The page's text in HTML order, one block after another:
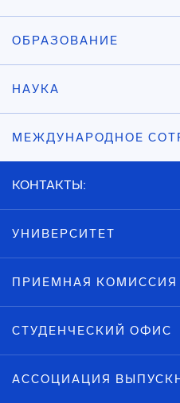
ОБРАЗОВАНИЕ
НАУКА
МЕЖДУНАРОДНОЕ
КОНТАКТЫ:
УНИВЕРСИТЕТ
ПРИЕМНАЯ КОМИССИЯ
СТУДЕНЧЕСКИЙ ОФИС
АССОЦИАЦИЯ